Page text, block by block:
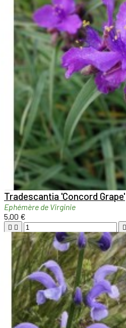
Aperçu rapide 
Tradescantia 'Concord Grape'
Ephémère de Virginie
5,00 €
  
 Ajouter au panier